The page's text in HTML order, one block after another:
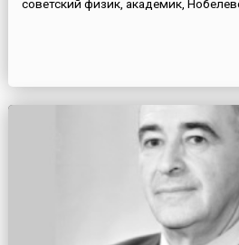
советский физик, академик,